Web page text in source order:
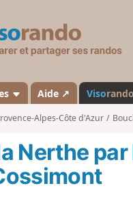
s
a
n
d
Aide ↗ Visorando
Alpes-Côte d'Azur
Nerthe